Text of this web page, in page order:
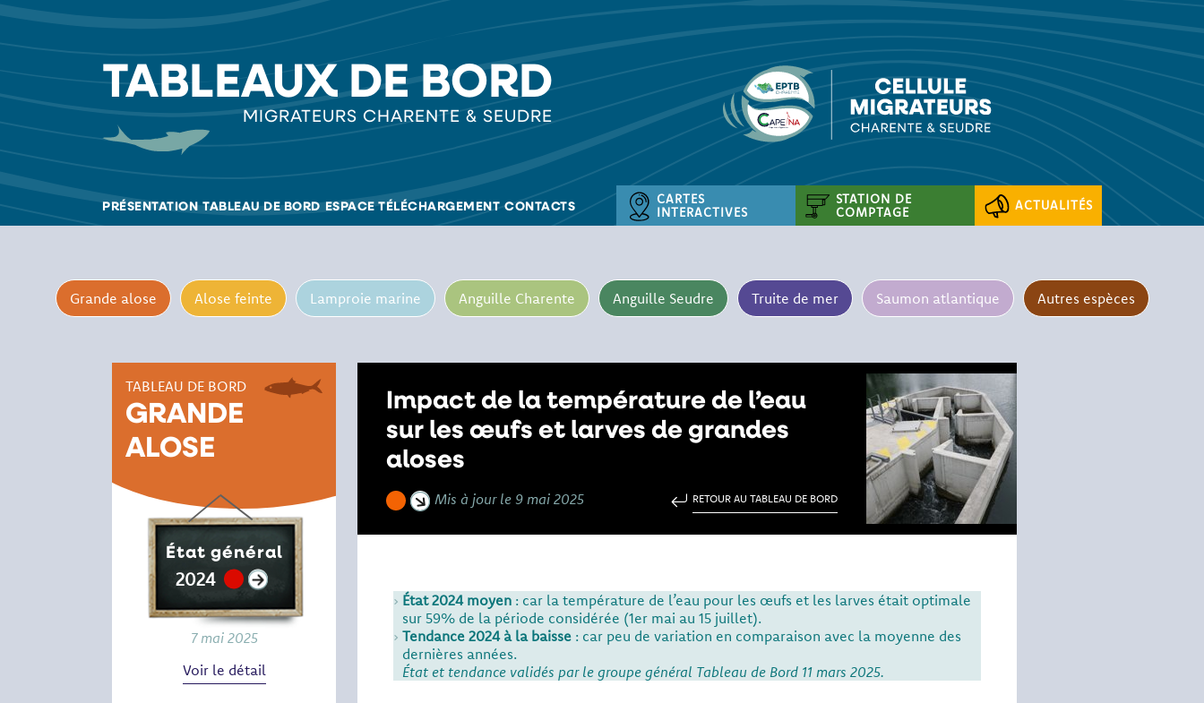
TABLEAUX DE BORD
MIGRATEURS CHARENTE & SEUDRE
PRÉSENTATION TABLEAU DE BORD ESPACE TÉLÉCHARGEMENT CONTACTS
CARTES
INTERACTIVES
STATION DE
COMPTAGE
ACTUALITÉS
Grande alose Alose feinte Lamproie marine Anguille Charente Anguille Seudre Truite de mer Saumon atlantique Autres espèces
TABLEAU DE BORD
GRANDE
ALOSE
État général
2024
7 mai 2025
Voir le détail
Impact de la température de l’eau
sur les œufs et larves de grandes
aloses
Mis à jour le 9 mai 2025 RETOUR AU TABLEAU DE BORD
État 2024 moyen : car la température de l’eau pour les œufs et les larves était optimale
sur 59% de la période considérée (1er mai au 15 juillet).
Tendance 2024 à la baisse : car peu de variation en comparaison avec la moyenne des
dernières années.
État et tendance validés par le groupe général Tableau de Bord 11 mars 2025.